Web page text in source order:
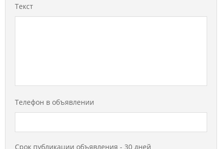
Текст
Телефон в объявлении
Срок публикации объявления - 30 дней